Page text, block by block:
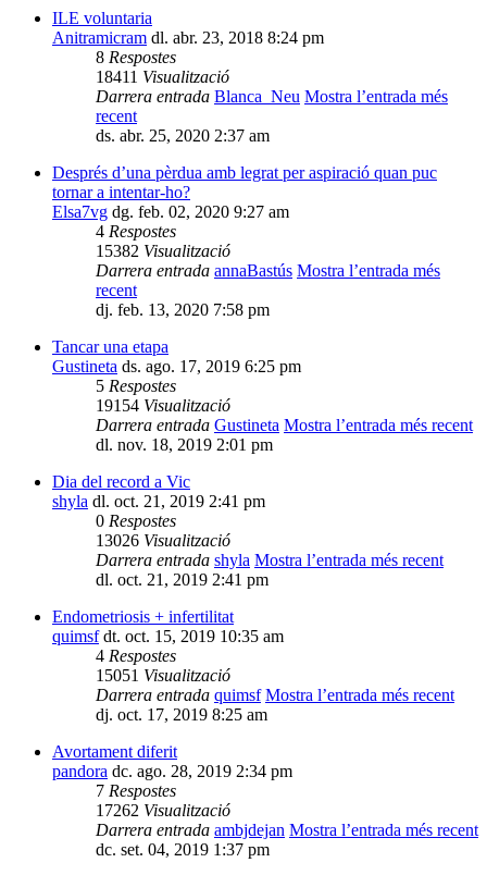
ILE voluntaria
Anitramicram dl. abr. 23, 2018 8:24 pm
8 Respostes
18411 Visualització
Darrera entrada Blanca_Neu Mostra l’entrada més
recent
ds. abr. 25, 2020 2:37 am
Després d’una pèrdua amb legrat per aspiració quan puc
tornar a intentar-ho?
Elsa7vg dg. feb. 02, 2020 9:27 am
4 Respostes
15382 Visualització
Darrera entrada annaBastús Mostra l’entrada més
recent
dj. feb. 13, 2020 7:58 pm
Tancar una etapa
Gustineta ds. ago. 17, 2019 6:25 pm
5 Respostes
19154 Visualització
Darrera entrada Gustineta Mostra l’entrada més recent
dl. nov. 18, 2019 2:01 pm
Dia del record a Vic
shyla dl. oct. 21, 2019 2:41 pm
0 Respostes
13026 Visualització
Darrera entrada shyla Mostra l’entrada més recent
dl. oct. 21, 2019 2:41 pm
Endometriosis + infertilitat
quimsf dt. oct. 15, 2019 10:35 am
4 Respostes
15051 Visualització
Darrera entrada quimsf Mostra l’entrada més recent
dj. oct. 17, 2019 8:25 am
Avortament diferit
pandora dc. ago. 28, 2019 2:34 pm
7 Respostes
17262 Visualització
Darrera entrada ambjdejan Mostra l’entrada més recent
dc. set. 04, 2019 1:37 pm